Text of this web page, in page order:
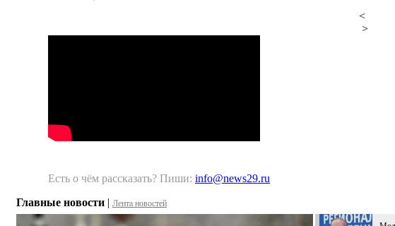
<
>
Есть о чём рассказать? Пиши: info@news29.ru
Главные новости | Лента новостей